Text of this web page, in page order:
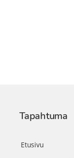
Tapahtuma
Etusivu